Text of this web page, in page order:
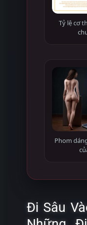
Tỷ lệ cơ
Phom
Đi Sâu